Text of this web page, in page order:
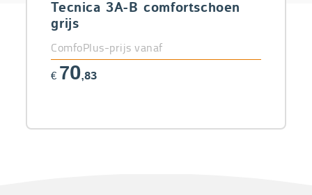
Tecnica 3A-B comfortschoen
grijs
ComfoPlus-prijs vanaf
€ 70,83